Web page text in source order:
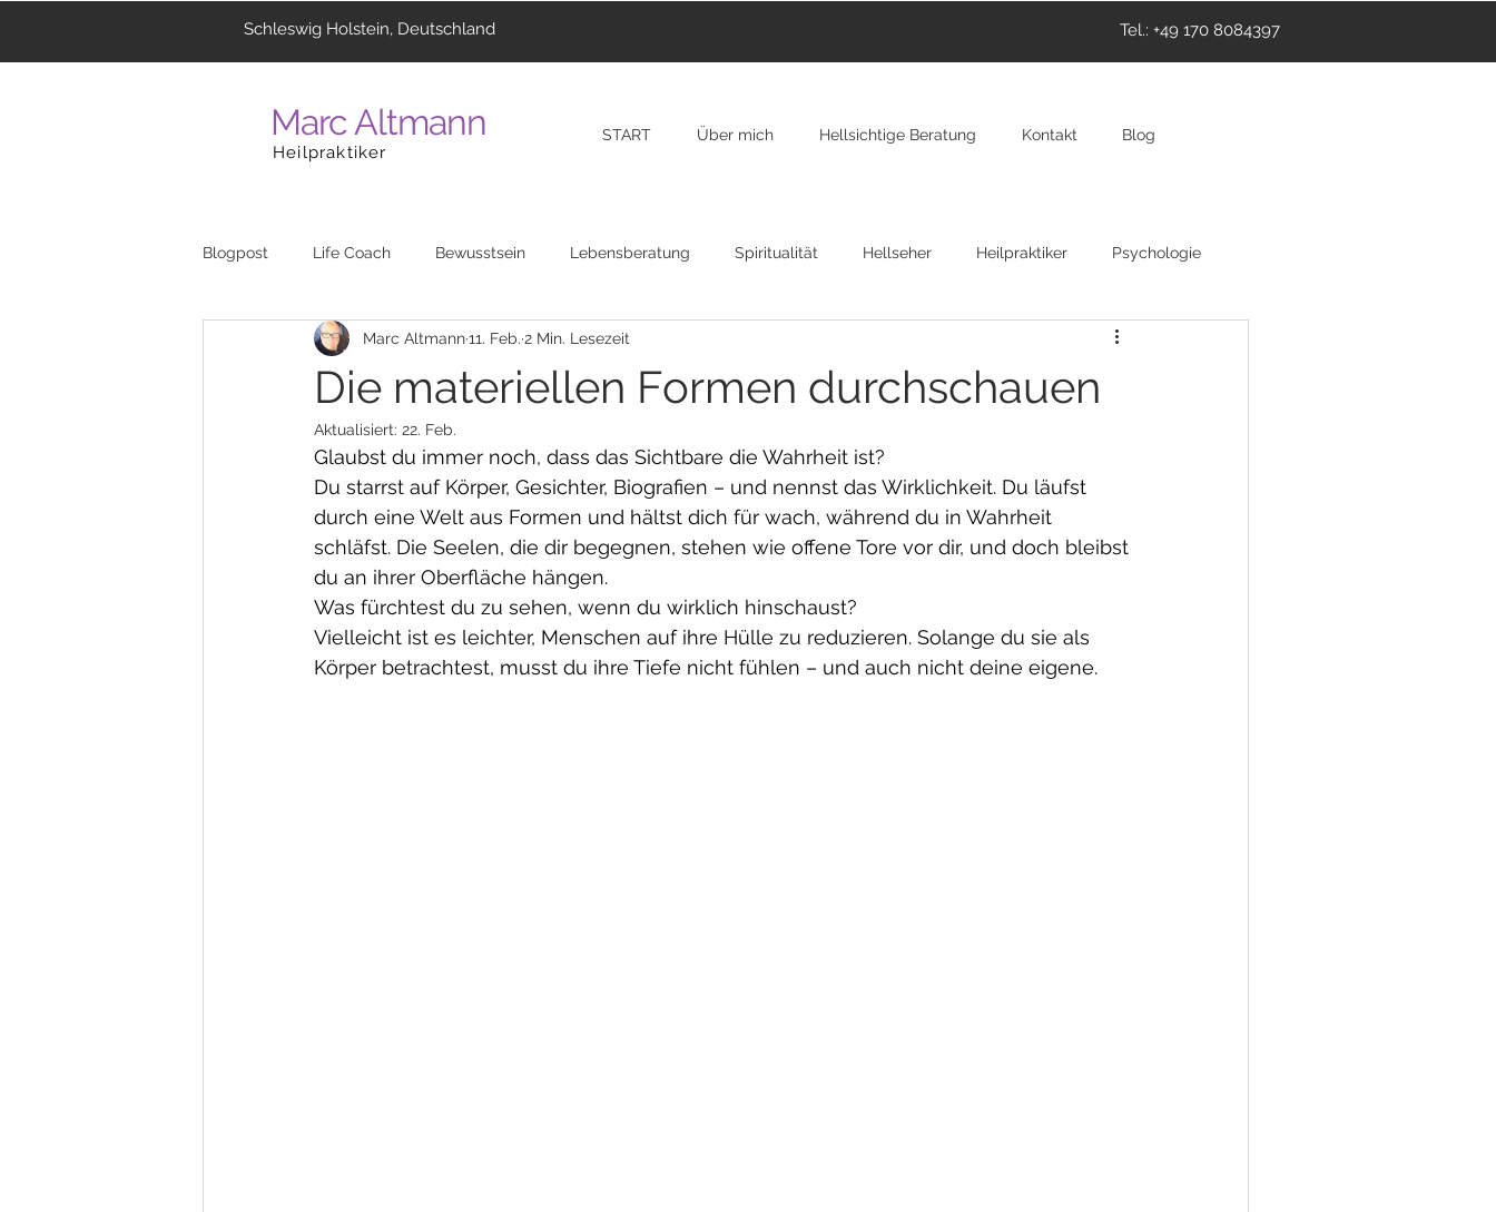
Schleswig Holstein, Deutschland Tel.: +49 170 8084397
Marc Altmann
Heilpraktiker
START Über mich Hellsichtige Beratung Kontakt Blog
Blogpost Life Coach Bewusstsein Lebensberatung Spiritualität Hellseher Heilpraktiker Psychologie
Coaching Menschen Lanzarote Transformation Hypnose
Heilzentrum Musik
Die materiellen Formen durchschauen
Marc Altmann11. Feb. 2 Min. Lesezeit
Aktualisiert: 22. Feb.
Glaubst du immer noch, dass das Sichtbare die Wahrheit ist?
Du starrst auf Körper, Gesichter, Biografien – und nennst das Wirklichkeit. Du läufst
durch eine Welt aus Formen und hältst dich für wach, während du in Wahrheit
schläfst. Die Seelen, die dir begegnen, stehen wie offene Tore vor dir, und doch bleibst
du an ihrer Oberfläche hängen.
Was fürchtest du zu sehen, wenn du wirklich hinschaust?
Vielleicht ist es leichter, Menschen auf ihre Hülle zu reduzieren. Solange du sie als
Körper betrachtest, musst du ihre Tiefe nicht fühlen – und auch nicht deine eigene.